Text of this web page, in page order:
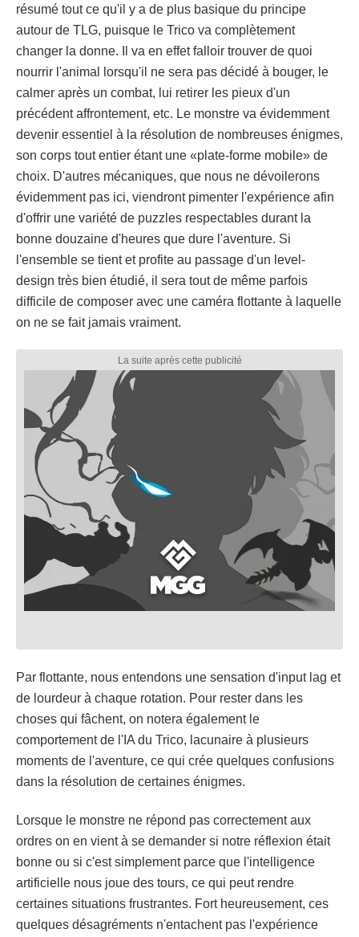
résumé tout ce qu'il y a de plus basique du principe
autour de TLG, puisque le Trico va complètement
changer la donne. Il va en effet falloir trouver de quoi
nourrir l'animal lorsqu'il ne sera pas décidé à bouger, le
calmer après un combat, lui retirer les pieux d'un
précédent affrontement, etc. Le monstre va évidemment
devenir essentiel à la résolution de nombreuses énigmes,
son corps tout entier étant une «plate-forme mobile» de
choix. D'autres mécaniques, que nous ne dévoilerons
évidemment pas ici, viendront pimenter l'expérience afin
d'offrir une variété de puzzles respectables durant la
bonne douzaine d'heures que dure l'aventure. Si
l'ensemble se tient et profite au passage d'un level-
design très bien étudié, il sera tout de même parfois
difficile de composer avec une caméra flottante à laquelle
on ne se fait jamais vraiment.
Par flottante, nous entendons une sensation d'input lag et
de lourdeur à chaque rotation. Pour rester dans les
choses qui fâchent, on notera également le
comportement de l'IA du Trico, lacunaire à plusieurs
moments de l'aventure, ce qui crée quelques confusions
dans la résolution de certaines énigmes.
Lorsque le monstre ne répond pas correctement aux
ordres on en vient à se demander si notre réflexion était
bonne ou si c'est simplement parce que l'intelligence
artificielle nous joue des tours, ce qui peut rendre
certaines situations frustrantes. Fort heureusement, ces
quelques désagréments n'entachent pas l'expérience